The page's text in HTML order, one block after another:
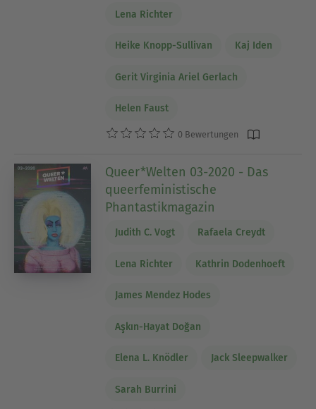
Lena Richter
Heike Knopp-Sullivan Kaj Iden
Gerit Virginia Ariel Gerlach
Helen Faust
0 Bewertungen
Queer*Welten 03-2020 - Das
queerfeministische
Phantastikmagazin
Judith C. Vogt Rafaela Creydt
Lena Richter Kathrin Dodenhoeft
James Mendez Hodes
Aşkın-Hayat Doğan
Elena L. Knödler Jack Sleepwalker
Sarah Burrini